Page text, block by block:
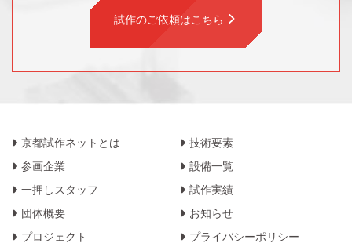
試作のご依頼はこちら
京都試作ネットとは
技術要素
参画企業
設備一覧
一押しスタッフ
試作実績
団体概要
お知らせ
プロジェクト
プライバシーポリシー